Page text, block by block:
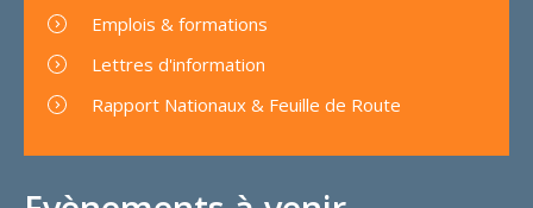
Emplois & formations
Lettres d'information
Rapport Nationaux & Feuille de Route